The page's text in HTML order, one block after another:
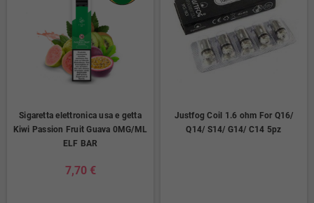
Sigaretta elettronica usa e getta
Kiwi Passion Fruit Guava 0MG/ML
ELF BAR
7,70 €
Justfog Coil 1.6 ohm For Q16/
Q14/ S14/ G14/ C14 5pz